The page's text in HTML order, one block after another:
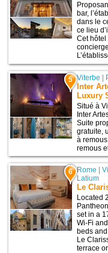
bar,
dans le
ce lieu
Cet
5 Viterbe |
Inter
Luxury
Situé à
Inter
Suite
gratuite,
à
remous et
6 Rome |
Latium
Le
Located
set in a
Wi-Fi
beds
Le
terrace or